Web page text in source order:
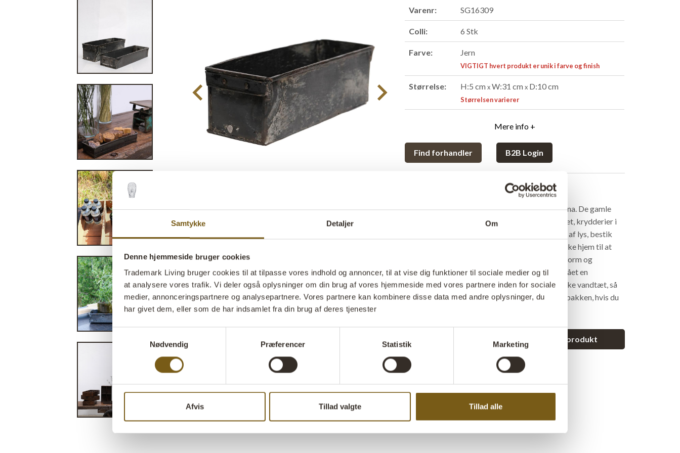
Samtykke Detaljer Om
Denne hjemmeside bruger cookies
Trademark Living bruger cookies til at tilpasse vores indhold og annoncer, til at vise dig funktioner til sociale medier og til
at analysere vores trafik. Vi deler også oplysninger om din brug af vores hjemmeside med vores partnere inden for sociale
medier, annonceringspartnere og analysepartnere. Vores partnere kan kombinere disse data med andre oplysninger, du
har givet dem, eller som de har indsamlet fra din brug af deres tjenester
Samtykkevalg
Nødvendig
Præferencer Statistik Marketing
Afvis Tillad valgte Tillad alle
Varenr: SG16309
Colli: 6 Stk
Farve: Jern
VIGTIGT hvert produkt er unik i farve og finish
Størrelse: H:5 cm xW:31 cm x D:10 cm
Størrelsen varierer
Mere info +
Find forhandler B2B Login
Rustik gammel brødform i metal med skøn patina. De gamle
brødforme er superfine til skrivegrej på kontoret, krydderier i
køkkenet, til grønne planter eller til opbevaring af lys, bestik
eller andet nips. Formene har været brugt i indiske hjem til at
bage brød i og er derfor alle forskellige i både form og
patinering. Bakkerne er blevet rengjort og har fået en
overfladebehandling med klar lak. Bakken er ikke vandtæt, så
der skal bruges en indsats eller en underskål til bakken, hvis du
Stil et spørgsmål vedrørende dette produkt